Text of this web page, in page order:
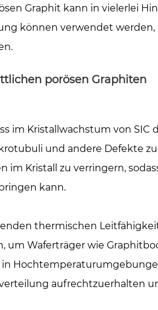
Graphit kann in vielerlei
können verwendet
porösen Graphiten
im Kristallwachstum von SIC
und andere Defekte
Kristall zu verringern,
kann.
thermischen
um Waferträger wie
aufrechtzuerhalten